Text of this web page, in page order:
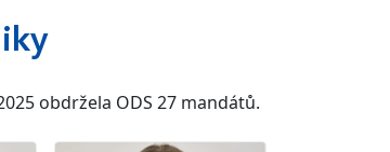
obdržela ODS 27 mandátů.